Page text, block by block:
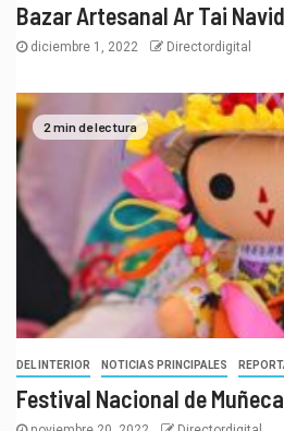
Bazar Artesanal Ar Tai
diciembre 1, 2022 Directordigital
2 min de lectura
DEL INTERIOR NOTICIAS PRINCIPALES
Festival Nacional de